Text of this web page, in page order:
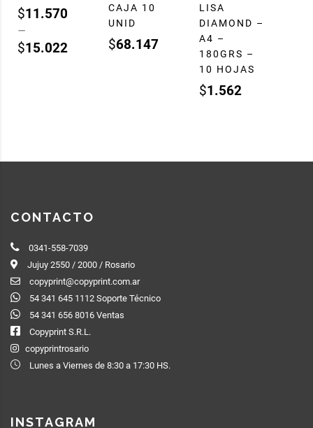
$11.570
–
$15.022
CAJA 10
UNID
$68.147
LISA
DIAMOND –
A4 –
180GRS –
10 HOJAS
$1.562
CONTACTO
0341-558-7039
Jujuy 2550 / 2000 / Rosario
copyprint@copyprint.com.ar
54 341 645 1112 Soporte Técnico
54 341 656 8016 Ventas
Copyprint S.R.L.
copyprintrosario
Lunes a Viernes de 8:30 a 17:30 HS.
INSTAGRAM